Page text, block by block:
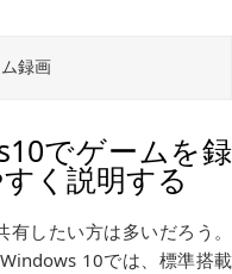
録画
でゲームを録
く説明する
したい方は多いだろう。
10では、標準搭載